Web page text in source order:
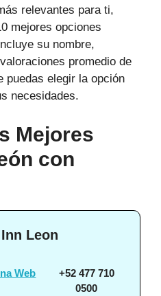
relevantes para ti,
mejores opciones
su nombre,
promedio de
puedas elegir la opción
necesidades.
Mejores
con
Leon
Web
+52 477 710
0500